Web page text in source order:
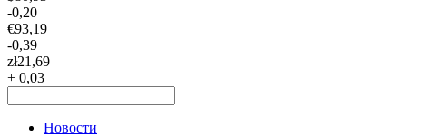
-0,20
€93,19
-0,39
zł21,69
+ 0,03
Новости